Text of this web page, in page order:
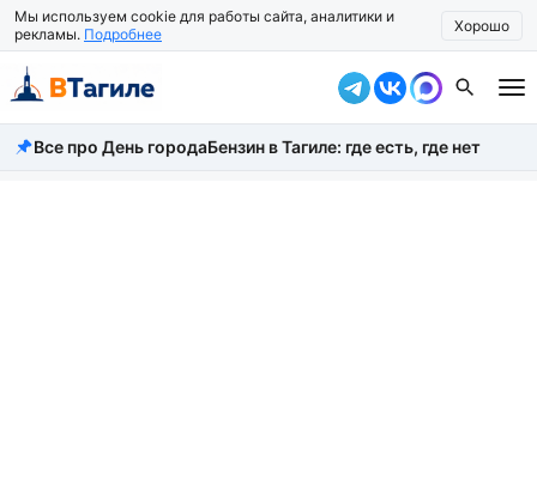
Мы используем cookie для работы сайта, аналитики и
рекламы. Подробнее Хорошо
Все новости
Все про День городаБензин в Тагиле: где есть, где нет